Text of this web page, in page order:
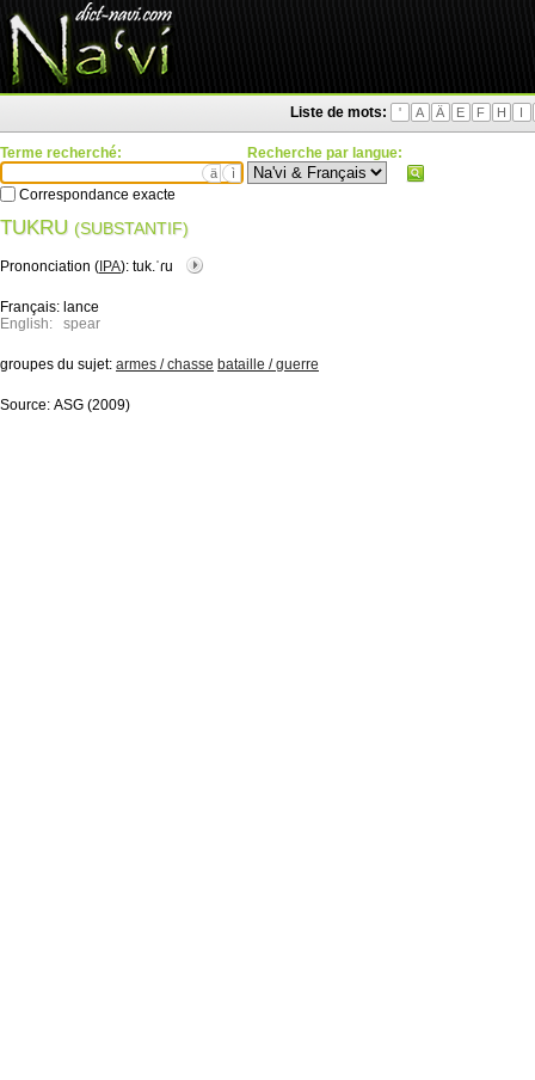
Liste de mots: ' A Ä E F H I
Terme recherché:
ä ì
Correspondance exacte
Recherche par langue:
TUKRU (SUBSTANTIF)
Prononciation ( IPA): tuk.ˈɾu
Français: lance
English:
spear
groupes du sujet: armes / chasse bataille / guerre
Source: ASG (2009)